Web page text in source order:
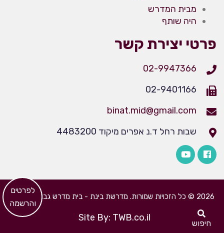
חיפוש
מבית המדרש
היה שותף
פרטי יצירת קשר
02-9947366
02-9401166
binat.mid@gmail.com
שבות רחל ד.נ אפרים מיקוד 4483200
2026 © כל הזכויות שמורות. מדרשת בינת - בית מדרש גבוה לבנות
Site By: TWB.co.il
​לפרטים
והרשמה